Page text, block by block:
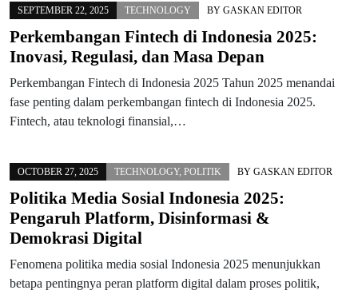
SEPTEMBER 22, 2025 TECHNOLOGY BY GASKAN EDITOR
Perkembangan Fintech di Indonesia 2025:
Inovasi, Regulasi, dan Masa Depan
Perkembangan Fintech di Indonesia 2025 Tahun 2025 menandai
fase penting dalam perkembangan fintech di Indonesia 2025.
Fintech, atau teknologi finansial,…
OCTOBER 27, 2025 TECHNOLOGY, POLITIK BY GASKAN EDITOR
Politika Media Sosial Indonesia 2025:
Pengaruh Platform, Disinformasi &
Demokrasi Digital
Fenomena politika media sosial Indonesia 2025 menunjukkan
betapa pentingnya peran platform digital dalam proses politik,